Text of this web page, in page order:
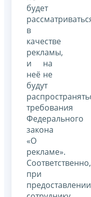
будет
в
качестве
рекламы,
и на
неё не
будут
требования
Федерального
закона
«О
рекламе».
Соответственно,
при
предоставлении